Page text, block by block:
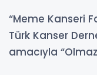
“Meme Kanseri
Türk Kanser
amacıyla